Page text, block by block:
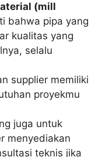
(mill
bahwa pipa yang
kualitas yang
selalu
supplier memiliki
proyekmu
juga untuk
menyediakan
teknis jika